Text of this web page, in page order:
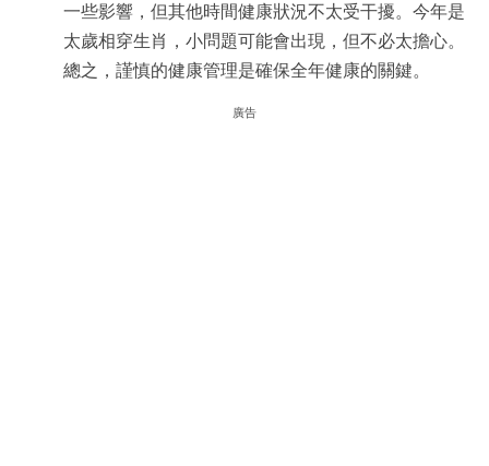
一些影響，但其他時間健康狀況不太受干擾。今年是
太歲相穿生肖，小問題可能會出現，但不必太擔心。
總之，謹慎的健康管理是確保全年健康的關鍵。
廣告